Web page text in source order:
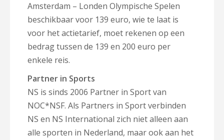
Amsterdam – Londen Olympische Spelen
beschikbaar voor 139 euro, wie te laat is
voor het actietarief, moet rekenen op een
bedrag tussen de 139 en 200 euro per
enkele reis.
Partner in Sports
NS is sinds 2006 Partner in Sport van
NOC*NSF. Als Partners in Sport verbinden
NS en NS International zich niet alleen aan
alle sporten in Nederland, maar ook aan het